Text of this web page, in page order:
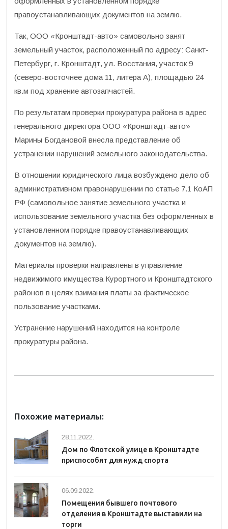
правоустанавливающих документов на землю.
Так, ООО «Кронштадт-авто» самовольно занят
земельный участок, расположенный по адресу: Санкт-
Петербург, г. Кронштадт, ул. Восстания, участок 9
(северо-восточнее дома 11, литера А), площадью 24
кв.м под хранение автозапчастей.
По результатам проверки прокуратура района в адрес
генерального директора ООО «Кронштадт-авто»
Марины Богдановой внесла представление об
устранении нарушений земельного законодательства.
В отношении юридического лица возбуждено дело об
административном правонарушении по статье 7.1 КоАП
РФ (самовольное занятие земельного участка и
использование земельного участка без оформленных в
установленном порядке правоустанавливающих
документов на землю).
Материалы проверки направлены в управление
недвижимого имущества Курортного и Кронштадтского
районов в целях взимания платы за фактическое
пользование участками.
Устранение нарушений находится на контроле
прокуратуры района.
Похожие материалы:
28.11.2022.
Дом по Флотской улице в Кронштадте
приспособят для нужд спорта
06.09.2022.
Помещения бывшего почтового
отделения в Кронштадте выставили на
торги